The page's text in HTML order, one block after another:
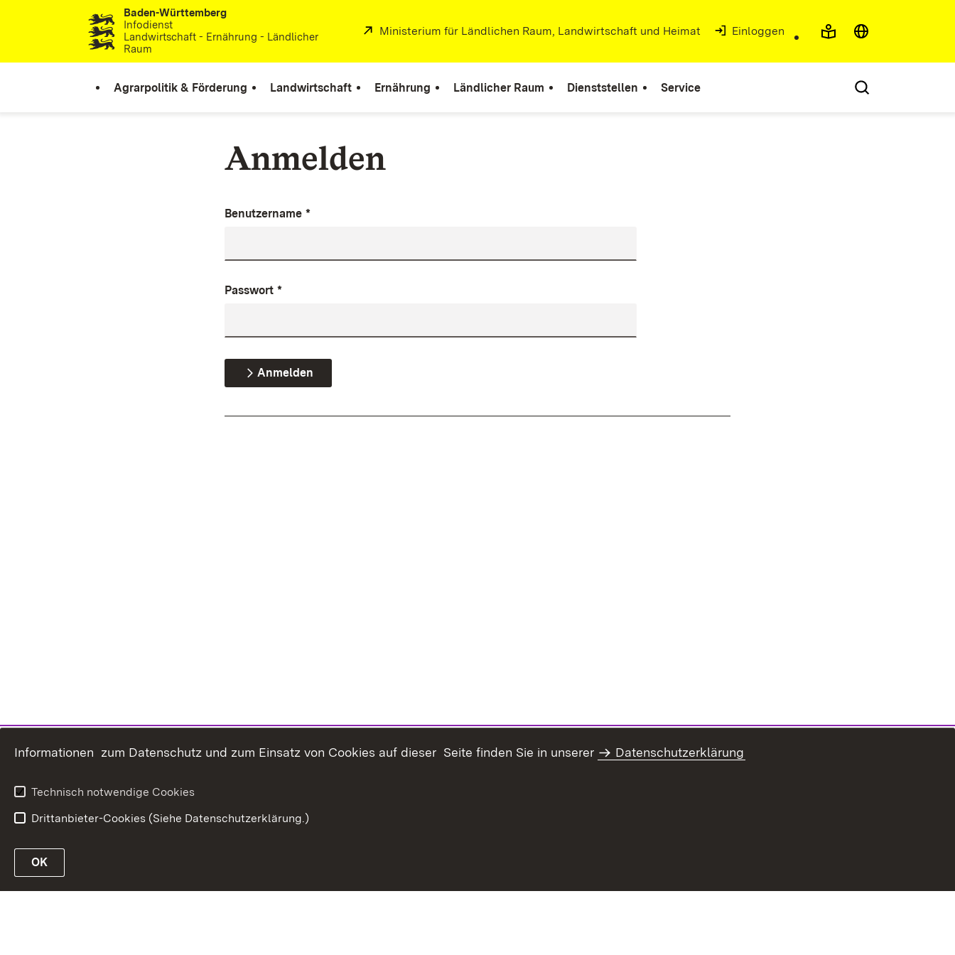
Zum Inhalt springen
Baden-Württemberg
Infodienst
Landwirtschaft - Ernährung - Ländlicher
Raum
Extern:
Ministerium für Ländlichen Raum, Landwirtschaft und Heimat (Öffnet in neuem Fenster)
Einloggen
Agrarpolitik & Förderung Landwirtschaft Ernährung Ländlicher Raum Dienststellen Service
Anmelden
Benutzername *
Passwort *
Anmelden
Informationen zum Datenschutz und zum Einsatz von Cookies auf dieser Seite finden Sie in unserer Datenschutzerklärung
Technisch notwendige Cookies
Drittanbieter-Cookies (Siehe Datenschutzerklärung.)
OK